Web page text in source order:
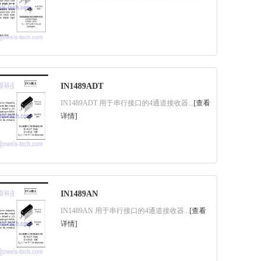
IN1489ADT
IN1489ADT 用于串行接口的4通道接收器...[查看
详情]
IN1489AN
IN1489AN 用于串行接口的4通道接收器...[查看
详情]